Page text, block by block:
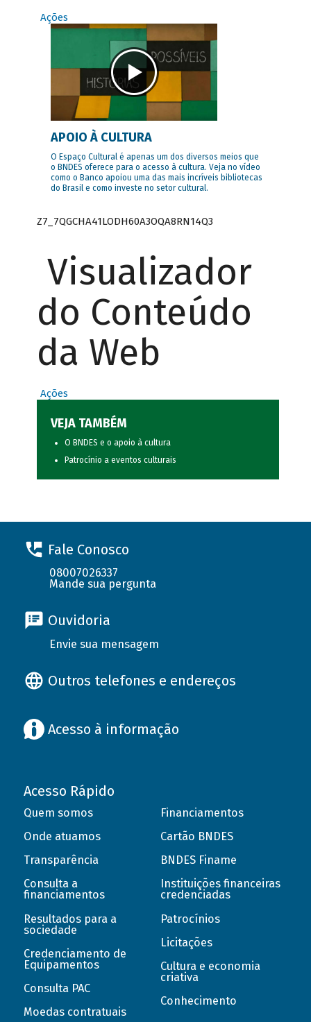
Ações
APOIO À CULTURA
O Espaço Cultural é apenas um dos diversos meios que
o BNDES oferece para o acesso à cultura. Veja no vídeo
como o Banco apoiou uma das mais incríveis bibliotecas
do Brasil e como investe no setor cultural.
Z7_7QGCHA41LODH60A3OQA8RN14Q3
Visualizador
do Conteúdo
da Web
Ações
VEJA TAMBÉM
O BNDES e o apoio à cultura
Patrocínio a eventos culturais
Fale Conosco
08007026337
Mande sua pergunta
Ouvidoria
Envie sua mensagem
Outros telefones e endereços
Acesso à informação
Acesso Rápido
Quem somos
Onde atuamos
Transparência
Consulta a
financiamentos
Resultados para a
sociedade
Credenciamento de
Equipamentos
Consulta PAC
Moedas contratuais
Financiamentos
Cartão BNDES
BNDES Finame
Instituições financeiras
credenciadas
Patrocínios
Licitações
Cultura e economia
criativa
Conhecimento